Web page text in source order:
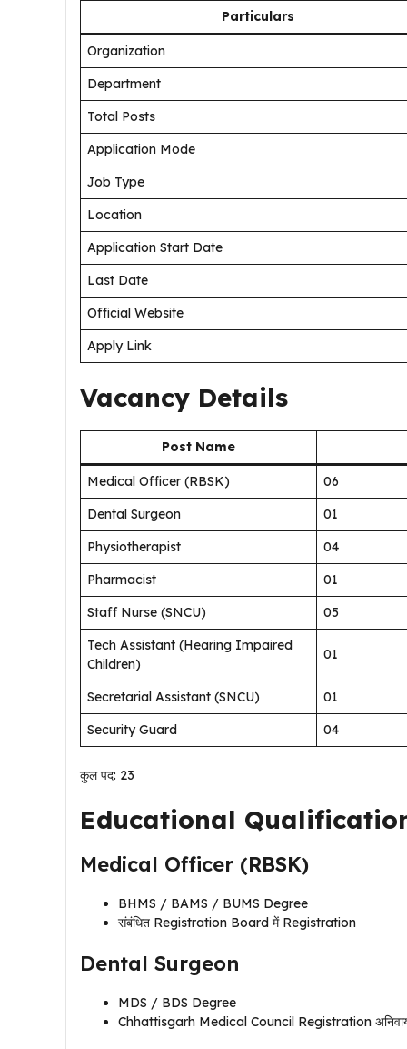
Particulars
Organization
Department
Total Posts
Application Mode
Job Type
Location
Application Start Date
Last Date
Official Website
Apply Link
Vacancy Details
Post Name
Medical Officer (RBSK)
06
Dental Surgeon
01
Physiotherapist
04
Pharmacist
01
Staff Nurse (SNCU)
05
Tech Assistant (Hearing Impaired
Children)
01
Secretarial Assistant (SNCU)
01
Security Guard
04
कुल पद: 23
Educational
Medical Officer (RBSK)
BHMS / BAMS / BUMS Degree
संबंधित Registration Board में Registration
Dental Surgeon
MDS / BDS Degree
Chhattisgarh Medical Council Registration